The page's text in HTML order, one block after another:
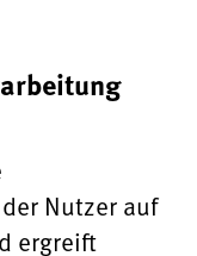
Nutzer auf
ergreift